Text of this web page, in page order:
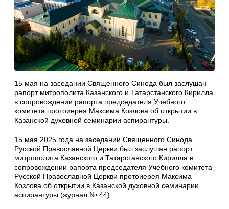
15 мая на заседании Священного Синода был заслушан
рапорт митрополита Казанского и Татарстанского Кирилла
в сопровождении рапорта председателя Учебного
комитета протоиерея Максима Козлова об открытии в
Казанской духовной семинарии аспирантуры.
15 мая 2025 года на заседании Священного Синода
Русской Православной Церкви был заслушан рапорт
митрополита Казанского и Татарстанского Кирилла в
сопровождении рапорта председателя Учебного комитета
Русской Православной Церкви протоиерея Максима
Козлова об открытии в Казанской духовной семинарии
аспирантуры (журнал № 44).